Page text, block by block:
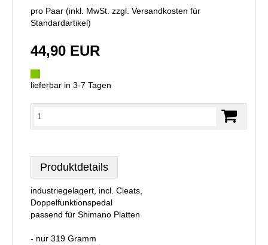
pro Paar (inkl. MwSt. zzgl. Versandkosten für
Standardartikel)
44,90 EUR
lieferbar in 3-7 Tagen
Produktdetails
industriegelagert, incl. Cleats,
Doppelfunktionspedal
passend für Shimano Platten
- nur 319 Gramm